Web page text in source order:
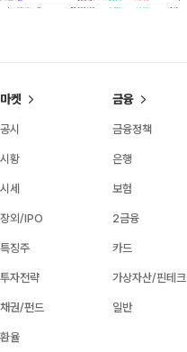
마켓
공시
시황
시세
장외/IPO
특징주
투자전략
채권/펀드
환율
금융
금융정책
은행
보험
2금융
카드
가상자산/핀테크
일반